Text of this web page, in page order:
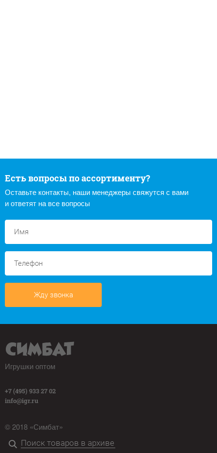
Есть вопросы по ассортименту?
Оставьте контакты, наши менеджеры свяжутся с вами
и ответят на все вопросы
Жду звонка
Игрушки оптом
+7 (495) 933 27 02
info@igr.ru
© 2018 «Симбат»